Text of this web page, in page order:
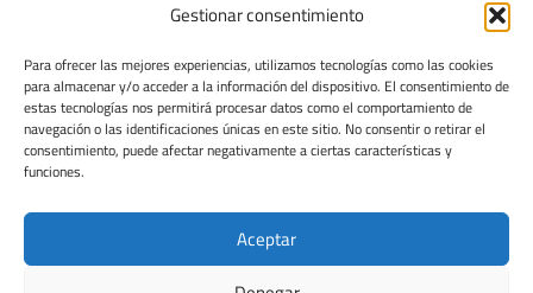
Gestionar consentimiento
Para ofrecer las mejores experiencias, utilizamos tecnologías como las cookies
para almacenar y/o acceder a la información del dispositivo. El consentimiento de
estas tecnologías nos permitirá procesar datos como el comportamiento de
navegación o las identificaciones únicas en este sitio. No consentir o retirar el
consentimiento, puede afectar negativamente a ciertas características y
funciones.
Aceptar